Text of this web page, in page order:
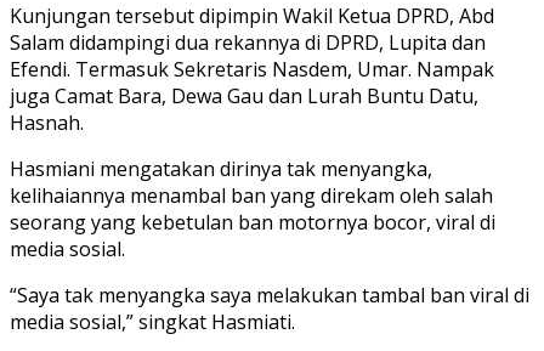
Kunjungan tersebut dipimpin Wakil Ketua DPRD, Abd
Salam didampingi dua rekannya di DPRD, Lupita dan
Efendi. Termasuk Sekretaris Nasdem, Umar. Nampak
juga Camat Bara, Dewa Gau dan Lurah Buntu Datu,
Hasnah.
Hasmiani mengatakan dirinya tak menyangka,
kelihaiannya menambal ban yang direkam oleh salah
seorang yang kebetulan ban motornya bocor, viral di
media sosial.
“Saya tak menyangka saya melakukan tambal ban viral di
media sosial,” singkat Hasmiati.